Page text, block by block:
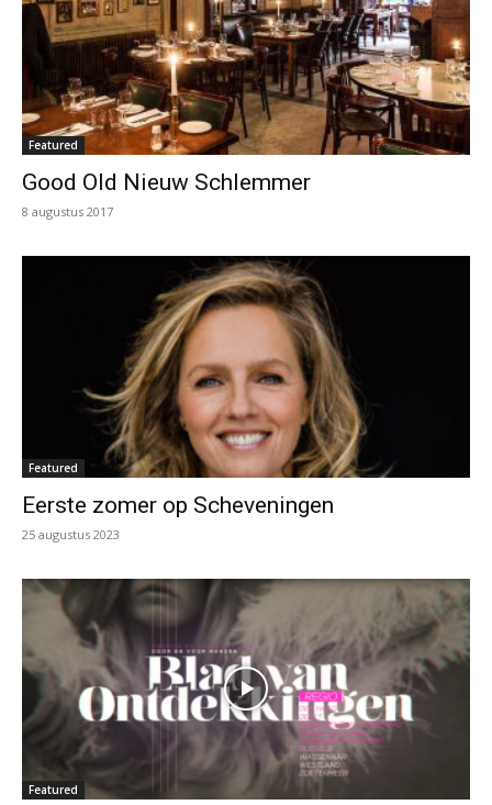
Featured
Good Old Nieuw Schlemmer
8 augustus 2017
Featured
Eerste zomer op Scheveningen
25 augustus 2023
Featured